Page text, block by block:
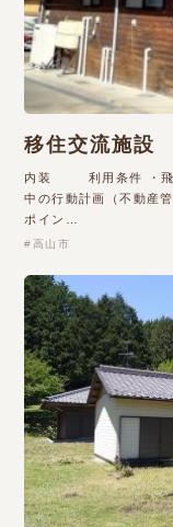
移住交流施設
内装 利用条件 ・飛騨
中の行動計画（不動産
ポイン…
高山市